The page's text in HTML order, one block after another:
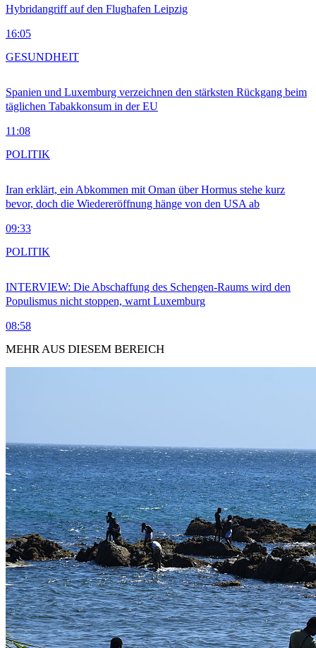
Hybridangriff auf den Flughafen Leipzig
16:05
Spanien und Luxemburg verzeichnen den stärksten Rückgang beim
täglichen Tabakkonsum in der EU
11:08
GESUNDHEIT
Iran erklärt, ein Abkommen mit Oman über Hormus stehe kurz
bevor, doch die Wiedereröffnung hänge von den USA ab
09:33
POLITIK
INTERVIEW: Die Abschaffung des Schengen-Raums wird den
Populismus nicht stoppen, warnt Luxemburg
08:58
POLITIK
MEHR AUS DIESEM BEREICH